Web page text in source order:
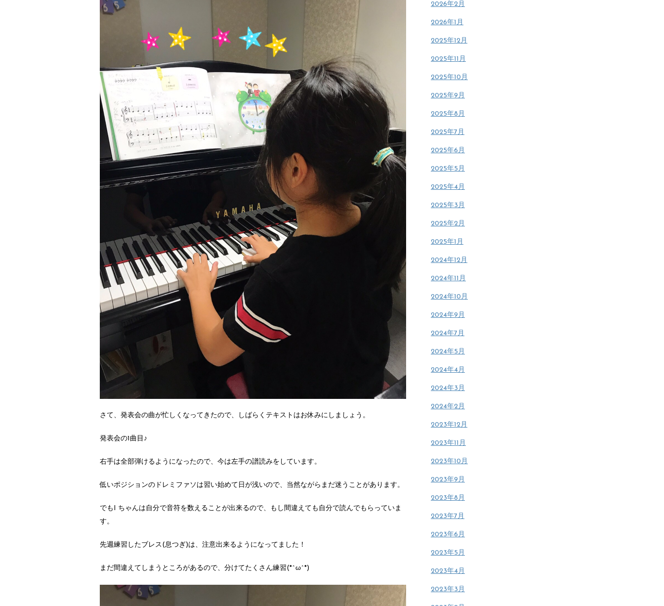
さて、発表会の曲が忙しくなってきたので、しばらくテキストはお休みにしましょう。
発表会の1曲目♪
右手は全部弾けるようになったので、今は左手の譜読みをしています。
低いポジションのドレミファソは習い始めて日が浅いので、当然ながらまだ迷うことがあります。
でもI ちゃんは自分で音符を数えることが出来るので、もし間違えても自分で読んでもらっていま
す。
先週練習したブレス(息つぎ)は、注意出来るようになってました！
まだ間違えてしまうところがあるので、分けてたくさん練習(*^ω^*)
2026年2月
2026年1月
2025年12月
2025年11月
2025年10月
2025年9月
2025年8月
2025年7月
2025年6月
2025年5月
2025年4月
2025年3月
2025年2月
2025年1月
2024年12月
2024年11月
2024年10月
2024年9月
2024年7月
2024年5月
2024年4月
2024年3月
2024年2月
2023年12月
2023年11月
2023年10月
2023年9月
2023年8月
2023年7月
2023年6月
2023年5月
2023年4月
2023年3月